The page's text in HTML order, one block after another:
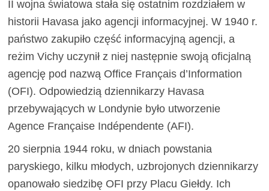
II wojna światowa stała się ostatnim rozdziałem w
historii Havasa jako agencji informacyjnej. W 1940 r.
państwo zakupiło część informacyjną agencji, a
reżim Vichy uczynił z niej następnie swoją oficjalną
agencję pod nazwą Office Français d’Information
(OFI). Odpowiedzią dziennikarzy Havasa
przebywających w Londynie było utworzenie
Agence Française Indépendente (AFI).
20 sierpnia 1944 roku, w dniach powstania
paryskiego, kilku młodych, uzbrojonych dziennikarzy
opanowało siedzibę OFI przy Placu Giełdy. Ich